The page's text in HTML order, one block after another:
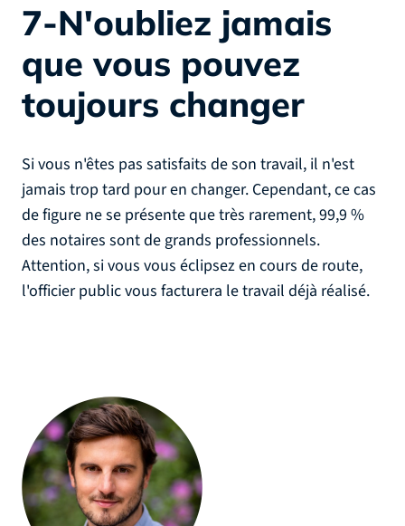
7-N'oubliez jamais
que vous pouvez
toujours changer
Si vous n'êtes pas satisfaits de son travail, il n'est
jamais trop tard pour en changer. Cependant, ce cas
de figure ne se présente que très rarement, 99,9 %
des notaires sont de grands professionnels.
Attention, si vous vous éclipsez en cours de route,
l'officier public vous facturera le travail déjà réalisé.